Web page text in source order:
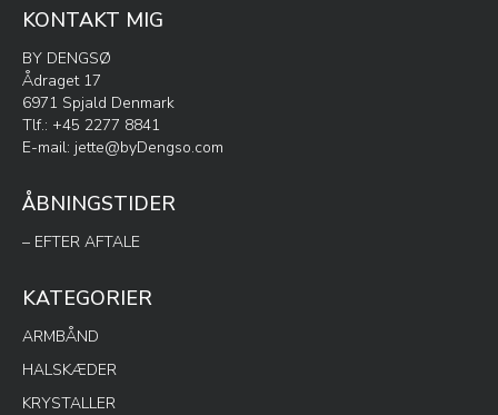
KONTAKT MIG
BY DENGSØ
Ådraget 17
6971 Spjald Denmark
Tlf.: +45 2277 8841
E-mail: jette@byDengso.com
ÅBNINGSTIDER
– EFTER AFTALE
KATEGORIER
ARMBÅND
HALSKÆDER
KRYSTALLER